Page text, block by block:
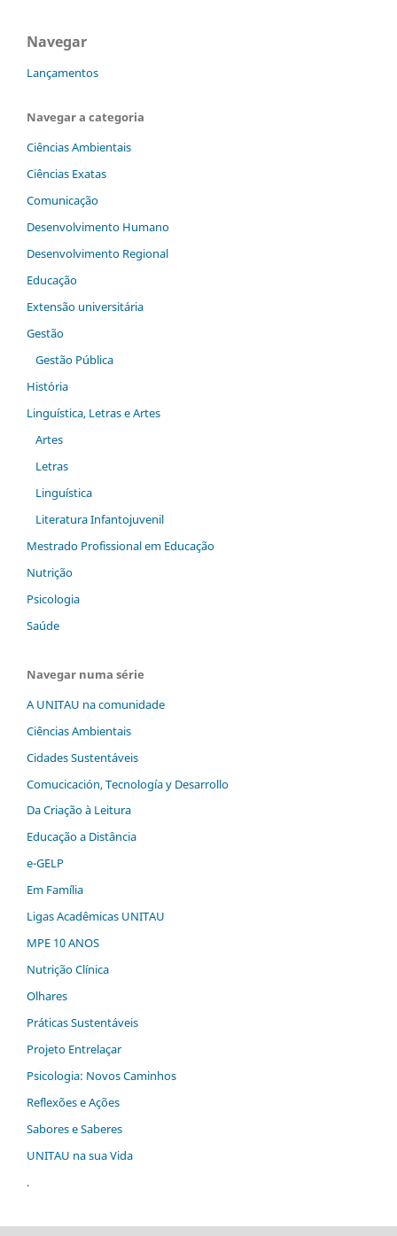
Navegar
Lançamentos
Navegar a categoria
Ciências Ambientais
Ciências Exatas
Comunicação
Desenvolvimento Humano
Desenvolvimento Regional
Educação
Extensão universitária
Gestão
Gestão Pública
História
Linguística, Letras e Artes
Artes
Letras
Linguística
Literatura Infantojuvenil
Mestrado Profissional em Educação
Nutrição
Psicologia
Saúde
Navegar numa série
A UNITAU na comunidade
Ciências Ambientais
Cidades Sustentáveis
Comucicación, Tecnología y Desarrollo
Da Criação à Leitura
Educação a Distância
e-GELP
Em Família
Ligas Acadêmicas UNITAU
MPE 10 ANOS
Nutrição Clínica
Olhares
Práticas Sustentáveis
Projeto Entrelaçar
Psicologia: Novos Caminhos
Reflexões e Ações
Sabores e Saberes
UNITAU na sua Vida
.